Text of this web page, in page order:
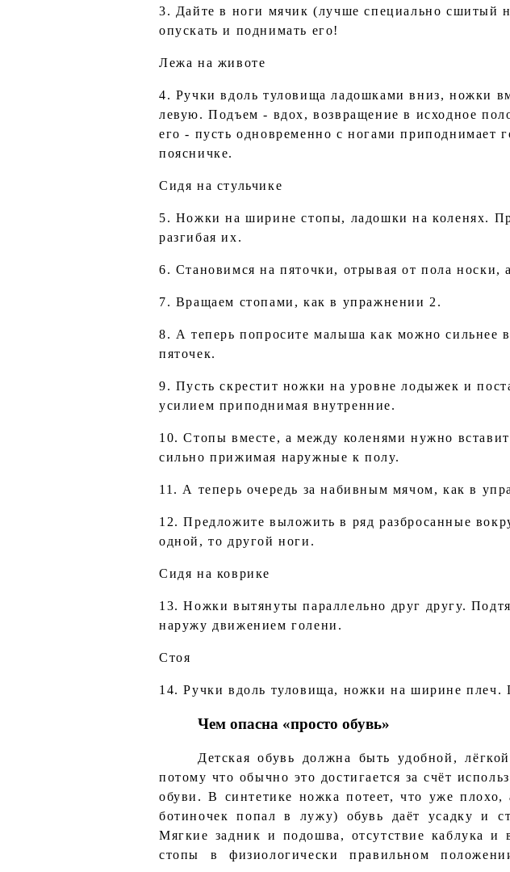
3. Дайте в ноги мячик (лучше специально сшитый
опускать и поднимать его!
Лежа на животе
4. Ручки вдоль туловища ладошками вниз, ножки
левую. Подъем - вдох, возвращение в исходное
его - пусть одновременно с ногами приподнимает
поясничке.
Сидя на стульчике
5. Ножки на ширине стопы, ладошки на коленях.
разгибая их.
6. Становимся на пяточки, отрывая от пола
7. Вращаем стопами, как в упражнении 2.
8. А теперь попросите малыша как можно сильнее
пяточек.
9. Пусть скрестит ножки на уровне лодыжек и
усилием приподнимая внутренние.
10. Стопы вместе, а между коленями нужно
сильно прижимая наружные к полу.
11. А теперь очередь за набивным мячом, как в
12. Предложите выложить в ряд разбросанные
одной, то другой ноги.
Сидя на коврике
13. Ножки вытянуты параллельно друг другу.
наружу движением голени.
Стоя
14. Ручки вдоль туловища, ножки на ширине плеч.
Чем опасна «просто обувь»
Детская обувь должна быть удобной,
потому что обычно это достигается за счёт
обуви. В синтетике ножка потеет, что уже плохо,
ботиночек попал в лужу) обувь даёт усадку и
Мягкие задник и подошва, отсутствие каблука
стопы в физиологически правильном